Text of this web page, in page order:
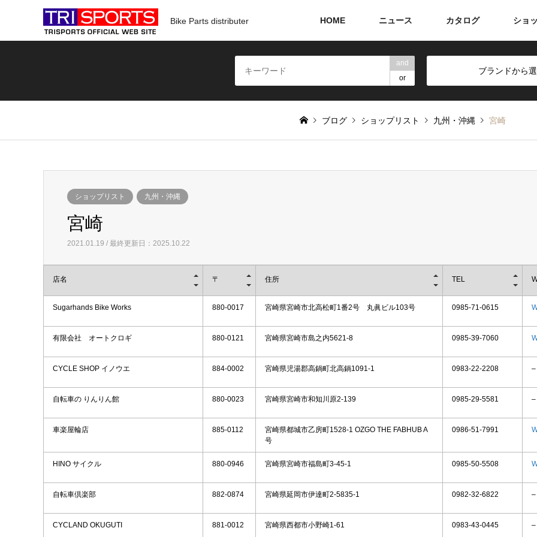
Bike Parts distributer HOME ニュース カタログ ショ
and
or
ブランドから
ブログ ショップリスト 九州・沖縄 宮崎
ショップリスト 九州・沖縄
宮崎
2021.01.19 / 最終更新日：2025.10.22
店名 〒 住所 TEL
Sugarhands Bike Works 880-0017 宮崎県宮崎市北高松町1番2号 丸眞ビル103号 0985-71-0615
有限会社 オートクロギ 880-0121 宮崎県宮崎市島之内5621-8 0985-39-7060
CYCLE SHOP イノウエ 884-0002 宮崎県児湯郡高鍋町北高鍋1091-1 0983-22-2208 –
自転車の りんりん館 880-0023 宮崎県宮崎市和知川原2-139 0985-29-5581 –
車楽屋輪店 885-0112
宮崎県都城市乙房町1528-1 OZGO THE FABHUB A
号
0986-51-7991
HINO サイクル 880-0946 宮崎県宮崎市福島町3-45-1 0985-50-5508
自転車倶楽部 882-0874 宮崎県延岡市伊達町2-5835-1 0982-32-6822 –
CYCLAND OKUGUTI 881-0012 宮崎県西都市小野崎1-61 0983-43-0445 –